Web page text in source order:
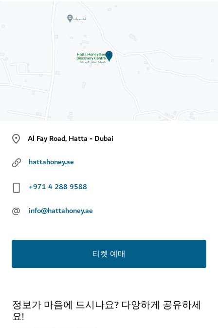
Al Fay Road, Hatta - Dubai
hattahoney.ae
+971 4 288 9588
@ info@hattahoney.ae
티켓 예매
정보가 마음에 드시나요? 다앙하게 공유하세
요!